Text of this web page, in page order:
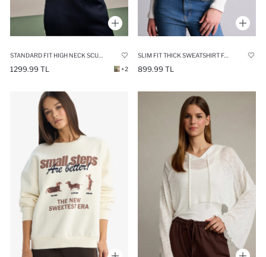
1299.99 TL +2
SLIM FIT THICK SWEATSHIRT FABRIC CARDIGAN
899.99 TL